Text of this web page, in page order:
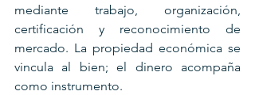
mediante trabajo, organización,
certificación y reconocimiento de
mercado. La propiedad económica se
vincula al bien; el dinero acompaña
como instrumento.